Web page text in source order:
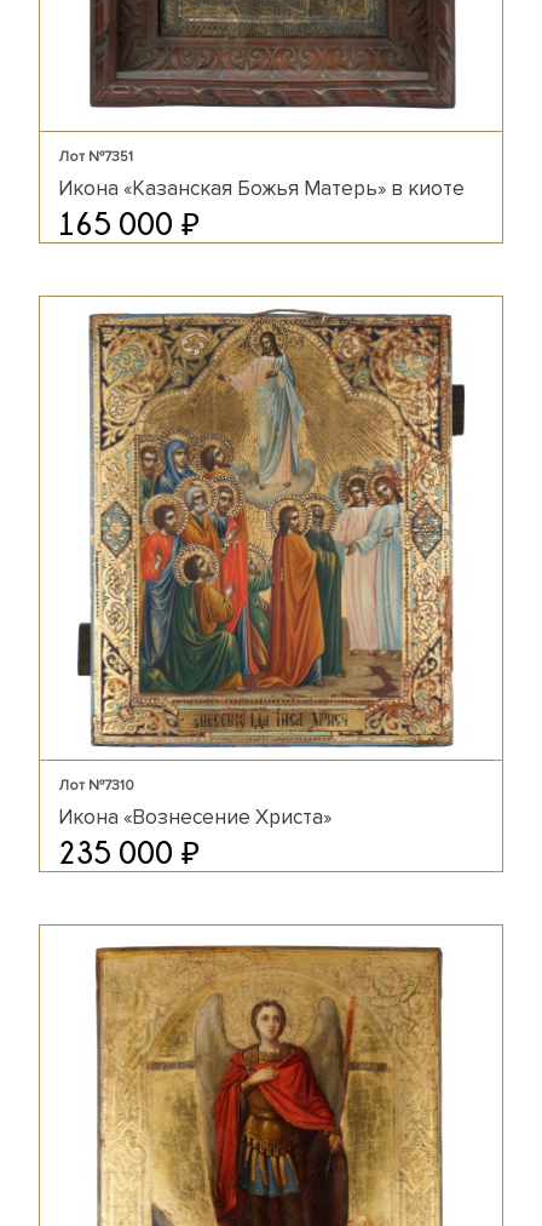
Лот №7351
Икона «Казанская Божья Матерь» в киоте
165 000 ₽
Лот №7310
Икона «Вознесение Христа»
235 000 ₽